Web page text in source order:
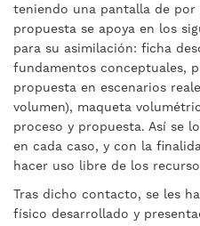
teniendo una pantalla de
propuesta se apoya en los
para su asimilación: ficha
fundamentos conceptuales,
propuesta en escenarios
volumen), maqueta
proceso y propuesta. Así se
en cada caso, y con la
hacer uso libre de los
Tras dicho contacto, se les
físico desarrollado y